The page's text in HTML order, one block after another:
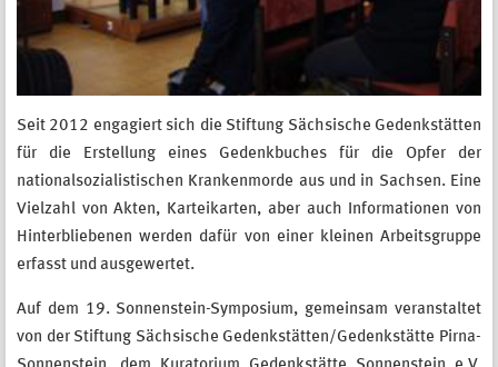
Seit 2012 engagiert sich die Stiftung Sächsische Gedenkstätten
für die Erstellung eines Gedenkbuches für die Opfer der
nationalsozialistischen Krankenmorde aus und in Sachsen. Eine
Vielzahl von Akten, Karteikarten, aber auch Informationen von
Hinterbliebenen werden dafür von einer kleinen Arbeitsgruppe
erfasst und ausgewertet.
Auf dem 19. Sonnenstein-Symposium, gemeinsam veranstaltet
von der Stiftung Sächsische Gedenkstätten/Gedenkstätte Pirna-